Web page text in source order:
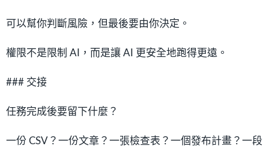
可以幫你判斷風險，但最後要由你決定。
權限不是限制 AI，而是讓 AI 更安全地跑得更遠。
### 交接
任務完成後要留下什麼？
一份 CSV？一份文章？一張檢查表？一個發布計畫？一段